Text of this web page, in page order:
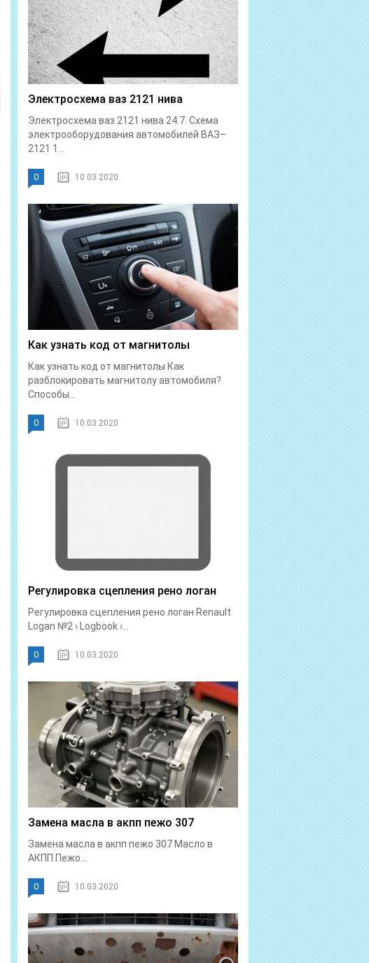
Электросхема ваз 2121 нива
Электросхема ваз 2121 нива 24.7. Схема
электрооборудования автомобилей ВАЗ–
2121 1...
0 10.03.2020
Как узнать код от магнитолы
Как узнать код от магнитолы Как
разблокировать магнитолу автомобиля?
Способы...
0 10.03.2020
Регулировка сцепления рено логан
Регулировка сцепления рено логан Renault
Logan №2 › Logbook ›...
0 10.03.2020
Замена масла в акпп пежо 307
Замена масла в акпп пежо 307 Масло в
АКПП Пежо...
0 10.03.2020